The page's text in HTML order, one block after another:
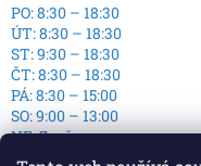
PO: 8:30 – 18:30
ÚT: 8:30 – 18:30
ST: 9:30 – 18:30
ČT: 8:30 – 18:30
PÁ: 8:30 – 15:00
SO: 9:00 – 13:00
NE: Zavřeno